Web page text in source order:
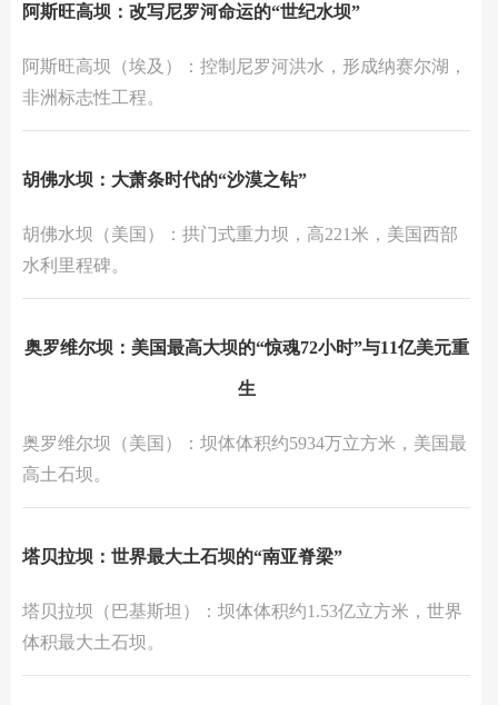
阿斯旺高坝：改写尼罗河命运的“世纪水坝”
‌阿斯旺高坝‌（埃及）：控制尼罗河洪水，形成纳赛尔湖，
非洲标志性工程。
胡佛水坝：大萧条时代的“沙漠之钻”
‌胡佛水坝‌（美国）：拱门式重力坝，高221米，美国西部
水利里程碑。
奥罗维尔坝：美国最高大坝的“惊魂72小时”与11亿美元重
生
‌奥罗维尔坝‌（美国）：坝体体积约‌5934万立方米‌，美国最
高土石坝。
塔贝拉坝：世界最大土石坝的“南亚脊梁”
‌塔贝拉坝‌（巴基斯坦）：坝体体积约‌1.53亿立方米‌，世界
体积最大土石坝。